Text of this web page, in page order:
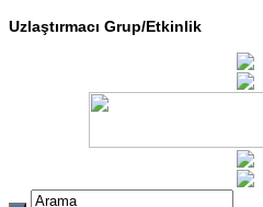
Uzlaştırmacı Grup/Etkinlik